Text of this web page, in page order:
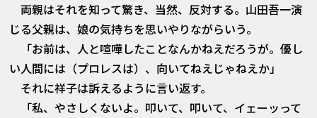
両親はそれを知って驚き、当然、反対する。山田吾一演
じる父親は、娘の気持ちを思いやりながらいう。
「お前は、人と喧嘩したことなんかねえだろうが。優し
い人間には（プロレスは）、向いてねえじゃねえか」
それに祥子は訴えるように言い返す。
「私、やさしくないよ。叩いて、叩いて、イェーッって